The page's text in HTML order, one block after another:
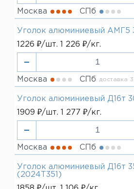
Москва СПб
Уголок алюминиевый АМГ5
1226 ₽/шт. 1 226 ₽/кг.
Москва СПб доставка 3
Уголок алюминиевый Д16т
1909 ₽/шт. 1 277 ₽/кг.
Москва СПб
Уголок алюминиевый Д16т
(2024Т351)